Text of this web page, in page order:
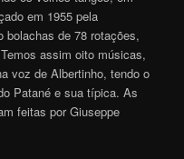
em 1955 pela
bolachas de 78 rotações,
assim oito músicas,
voz de Albertinho, tendo o
Patané e sua típica. As
feitas por Giuseppe